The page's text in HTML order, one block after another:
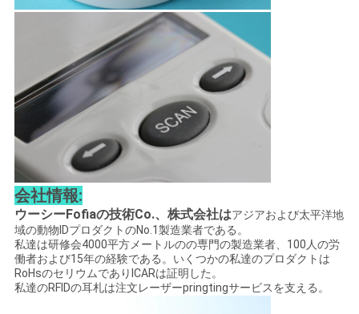
会社情報:
ウーシーFofiaの技術Co.、株式会社はアジアおよび太平洋地
域の動物IDプロダクトのNo.1製造業者である。
私達は研修会4000平方メートルのの専門の製造業者、100人の労
働者および15年の経験である。いくつかの私達のプロダクトは
RoHsのセリウムでありICARは証明した。
私達のRFIDの耳札は注文レーザーpringtingサービスを支える。